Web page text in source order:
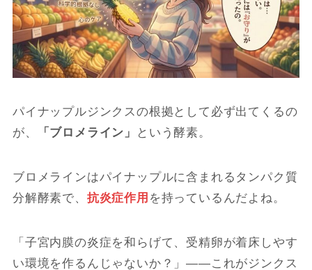
パイナップルジンクスの根拠として必ず出てくるの
が、
「ブロメライン」 という酵素。
ブロメラインはパイナップルに含まれるタンパク質
分解酵素で、 抗炎症作用 を持っているんだよね。
「子宮内膜の炎症を和らげて、受精卵が着床しやす
い環境を作るんじゃないか？」――これがジンクス